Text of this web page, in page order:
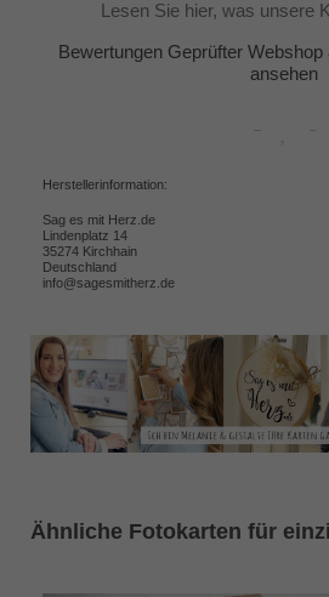
Lesen Sie hier, was unsere
Bewertungen Geprüfter Webshop
ansehen
Herstellerinformation:
Sag es mit Herz.de
Lindenplatz 14
35274 Kirchhain
Deutschland
info@sagesmitherz.de
Ähnliche Fotokarten für